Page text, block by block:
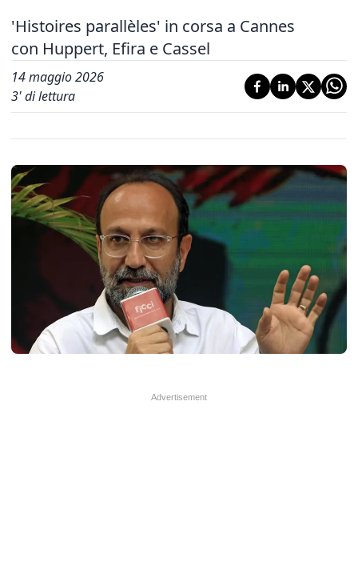
'Histoires parallèles' in corsa a Cannes
con Huppert, Efira e Cassel
14 maggio 2026
3' di lettura